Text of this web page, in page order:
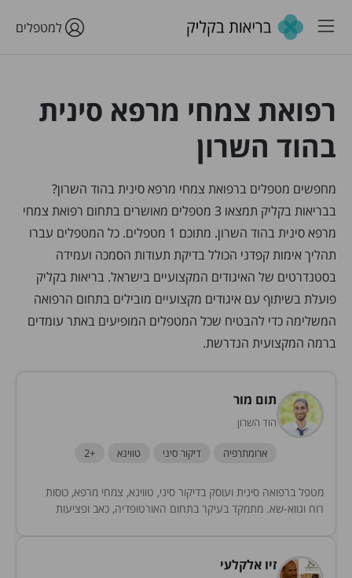
למטפלים
רפואת צמחי מרפא סינית
בהוד השרון
מחפשים מטפלים ברפואת צמחי מרפא סינית בהוד השרון?
בבריאות בקליק תמצאו 3 מטפלים מאושרים בתחום רפואת צמחי
מרפא סינית בהוד השרון. מתוכם 1 מטפלים. כל המטפלים עברו
תהליך אימות קפדני הכולל בדיקת תעודות הסמכה ועמידה
בסטנדרטים של האיגודים המקצועיים בישראל. בריאות בקליק
פועלת בשיתוף עם איגודים מקצועיים מובילים בתחום הרפואה
המשלימה כדי להבטיח שכל המטפלים המופיעים באתר עומדים
ברמה המקצועית הנדרשת.
תום מור
הוד השרון
ארומתרפיה דיקור סיני טווינא +2
מטפל ברפואה סינית ועוסק בדיקור סיני, טווינא, צמחי מרפא, כוסות
רוח וגווא-שא. מתמקד בעיקר בתחום האורטופדיה, כאב ופציעות
זיו אלקלעי